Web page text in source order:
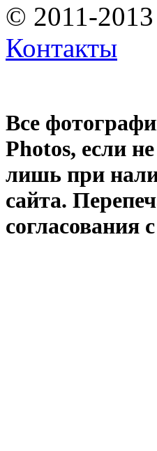
© 2011-2013
Контакты
Все
Photos, если
лишь при
сайта.
согласования